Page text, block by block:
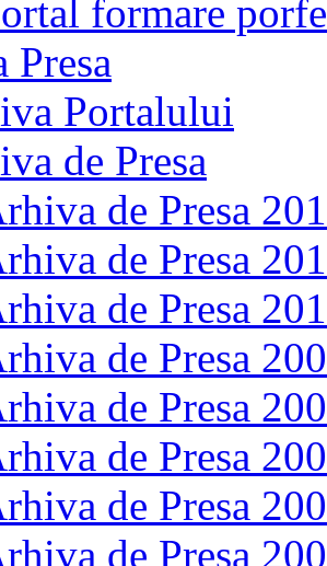
formare
Portalului
de Presa
de Presa
de Presa
de Presa
de Presa
de Presa
de Presa
de Presa
de Presa